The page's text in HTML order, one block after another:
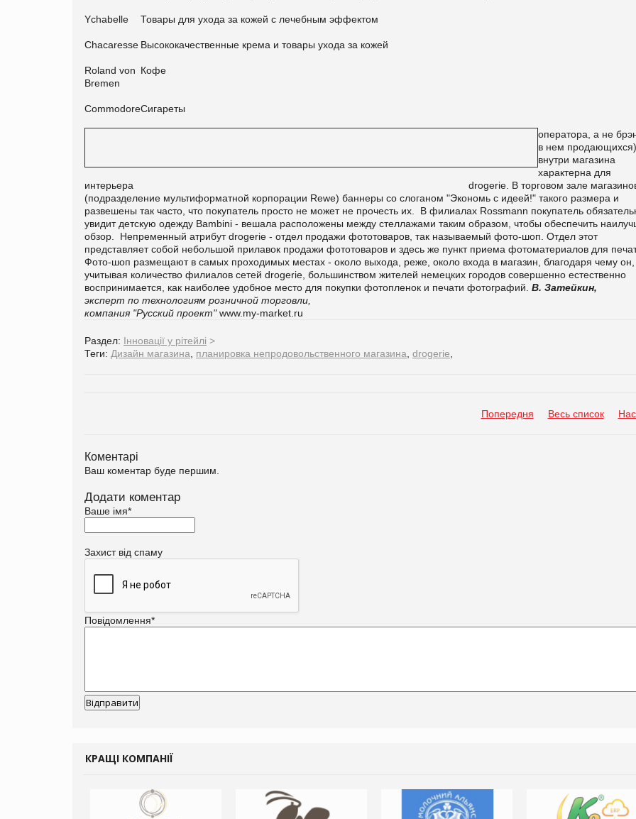
Ychabelle Товары для ухода за кожей с лечебным эффектом
Chacaresse Высококачественные крема и товары ухода за кожей
Roland von
Bremen
Кофе
CommodoreСигареты
оператора, а не
в нем продающихся)
внутри магазина
характерна для
интерьера drogerie. В торговом зале магазинов
(подразделение мультиформатной корпорации Rewe) баннеры со слоганом "Экономь с идеей!" такого размера и
развешены так часто, что покупатель просто не может не прочесть их. В филиалах Rossmann покупатель
увидит детскую одежду Bambini - вешала расположены между стеллажами таким образом, чтобы обеспечить
обзор. Непременный атрибут drogerie - отдел продажи фототоваров, так называемый фото-шоп. Отдел этот
представляет собой небольшой прилавок продажи фототоваров и здесь же пункт приема фотоматериалов для
Фото-шоп размещают в самых проходимых местах - около выхода, реже, около входа в магазин, благодаря чему он,
учитывая количество филиалов сетей drogerie, большинством жителей немецких городов совершенно естественно
воспринимается, как наиболее удобное место для покупки фотопленок и печати фотографий. В. Затейкин,
эксперт по технологиям розничной торговли,
компания "Русский проект"www.my-market.ru
Раздел: Інновації у рітейлі >
Теги: Дизайн магазина планировка непродовольственного магазина drogerie
Попередня Весь список
Коментарі
Ваш коментар буде першим.
Додати коментар
Ваше імя*
Захист від спаму
Повідомлення*
КРАЩІ КОМПАНІЇ